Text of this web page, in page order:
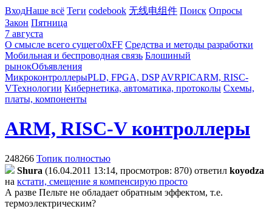
ВходНаше всё Теги codebook 无线电组件 Поиск Опросы
Закон Пятница
7 августа
О смысле всего сущего0xFF Средства и методы разработки
Мобильная и беспроводная связь Блошиный
рынокОбъявления
МикроконтроллерыPLD, FPGA, DSP AVRPICARM, RISC-
VТехнологии Кибернетика, автоматика, протоколы Схемы,
платы, компоненты
ARM, RISC-V контроллеры
248266 Топик полностью
Shura (16.04.2011 13:14, просмотров: 870) ответил koyodza
на кстати, смещение я компенсирую просто
А разве Пельте не обладает обратным эффектом, т.е.
термоэлектрическим?